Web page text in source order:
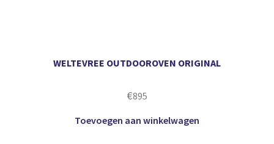
WELTEVREE OUTDOOROVEN ORIGINAL
€895
Toevoegen aan winkelwagen